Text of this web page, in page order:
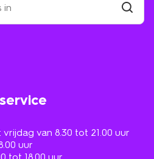
van 8.30 tot 21.00 uur
uur